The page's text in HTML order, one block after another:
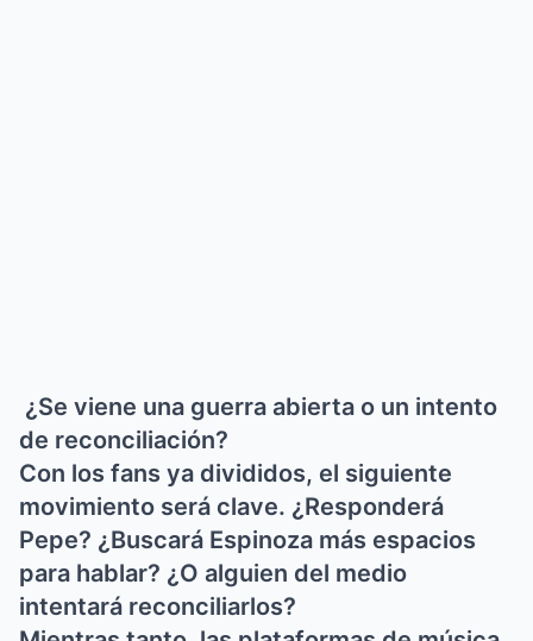
¿Se viene una guerra abierta o un intento
de reconciliación?
Con los fans ya divididos, el siguiente
movimiento será clave. ¿Responderá
Pepe? ¿Buscará Espinoza más espacios
para hablar? ¿O alguien del medio
intentará reconciliarlos?